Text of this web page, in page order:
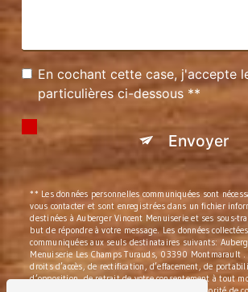
En cochant cette case, j'accepte
particulières ci-dessous **
Envoyer
** Les données personnelles communiquées sont
vous contacter et sont enregistrées dans un fichier
destinées à Auberger Vincent Menuiserie et ses sous-
but de répondre à votre message. Les données
communiquées aux seuls destinataires suivants:
Menuiserie Les Champs Turauds, 03390 Montmarault .
droits d’accès, de rectification, d’effacement, de
d’opposition, de retrait de votre consentement à tout